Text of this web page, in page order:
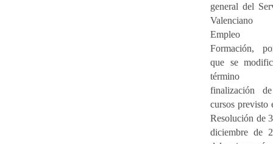
general del
Formación,
que se
término
finalización
cursos previsto
Resolución de
diciembre de